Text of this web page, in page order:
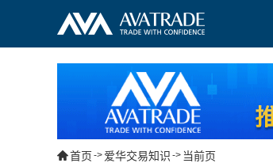
首页 -> 爱华交易知识 -> 当前页